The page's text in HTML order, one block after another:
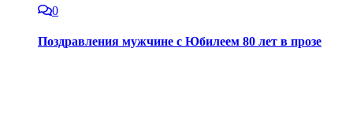
0
Поздравления мужчине с Юбилеем 80 лет в прозе